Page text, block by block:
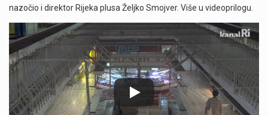
nazočio i direktor Rijeka plusa Željko Smojver. Više u videoprilogu.